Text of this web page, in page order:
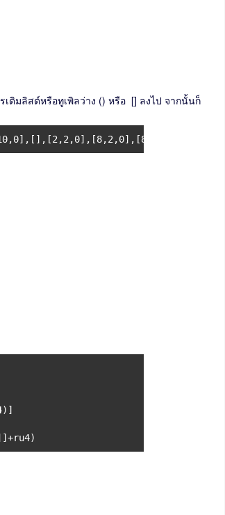
ติมลิสต์หรือทูเพิลว่าง () หรือ [] ลงไป จากนั้นก็